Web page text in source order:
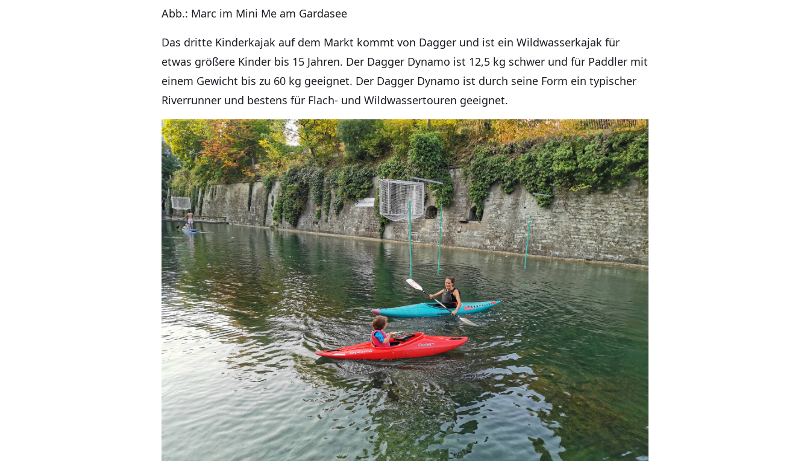
Abb.: Marc im Mini Me am Gardasee
Das dritte Kinderkajak auf dem Markt kommt von Dagger und ist ein Wildwasserkajak für
etwas größere Kinder bis 15 Jahren. Der Dagger Dynamo ist 12,5 kg schwer und für Paddler mit
einem Gewicht bis zu 60 kg geeignet. Der Dagger Dynamo ist durch seine Form ein typischer
Riverrunner und bestens für Flach- und Wildwassertouren geeignet.